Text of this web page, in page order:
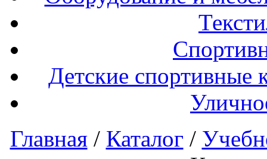
Детские спортивные
Главная/ Каталог /